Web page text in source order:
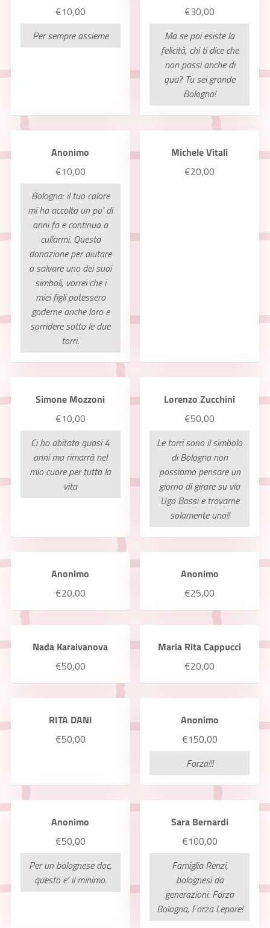
€10,00
Per sempre assieme
€30,00
Ma se poi esiste la
felicità, chi ti dice che
non passi anche di
qua? Tu sei grande
Bologna!
Anonimo
€10,00
Bologna: il tuo calore
mi ha accolta un po’ di
anni fa e continua a
cullarmi. Questa
donazione per aiutare
a salvare uno dei suoi
simboli, vorrei che i
miei figli potessero
goderne anche loro e
sorridere sotto le due
torri.
Michele Vitali
€20,00
Simone Mozzoni
€10,00
Ci ho abitato quasi 4
anni ma rimarrà nel
mio cuore per tutta la
vita
Lorenzo Zucchini
€50,00
Le torri sono il simbolo
di Bologna non
possiamo pensare un
giorno di girare su via
Ugo Bassi e trovarne
solamente una!!
Anonimo
€20,00
Anonimo
€25,00
Nada Karaivanova
€50,00
Maria Rita Cappucci
€20,00
RITA DANI
€50,00
Anonimo
€150,00
Forza!!!
Anonimo
€50,00
Per un bolognese doc,
questo e' il minimo.
Sara Bernardi
€100,00
Famiglia Renzi,
bolognesi da
generazioni. Forza
Bologna, Forza Lepore!